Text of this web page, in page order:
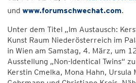
und www.forumschwechat.com.
Unter dem Titel „Im Austausch:
Kunst Raum Niederösterreich im
in Wien am Samstag, 4. März, um
Ausstellung „Non-Identical Twins“
Kerstin Cmelka, Mona Hahn, Ursula